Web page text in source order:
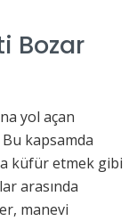
Bozar
yol açan
kapsamda
küfür etmek gibi
arasında
manevi